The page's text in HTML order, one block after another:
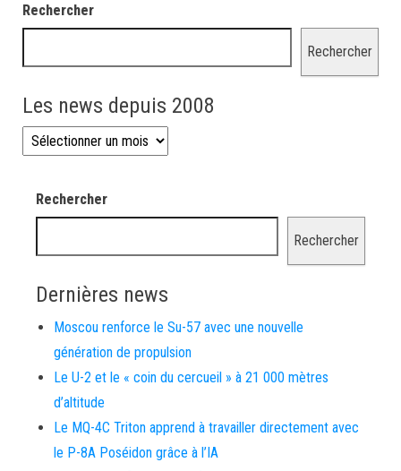
Rechercher
Rechercher
Les news depuis 2008
Les news depuis 2008
Rechercher
Rechercher
Dernières news
Moscou renforce le Su-57 avec une nouvelle
génération de propulsion
Le U-2 et le « coin du cercueil » à 21 000 mètres
d’altitude
Le MQ-4C Triton apprend à travailler directement avec
le P-8A Poséidon grâce à l’IA